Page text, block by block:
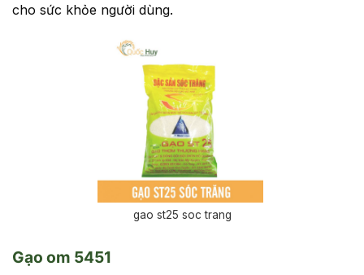
cho sức khỏe người dùng.
gao st25 soc trang
Gạo om 5451